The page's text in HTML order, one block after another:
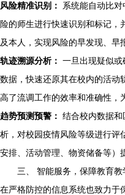
风险精准识别：
系统能自动比
险的师生进行快速识别和标记，
及本人，实现风险的早发现、早
轨迹溯源分析： 一旦出现疑似
数据，快速还原其在校内的活动
高了流调工作的效率和准确性，
趋势预测预警： 结合校内数据
析，对校园疫情风险等级进行评
安排、活动管理、物资储备等）
三、 智能服务，保障教育
在严格防控的信息系统也致力于